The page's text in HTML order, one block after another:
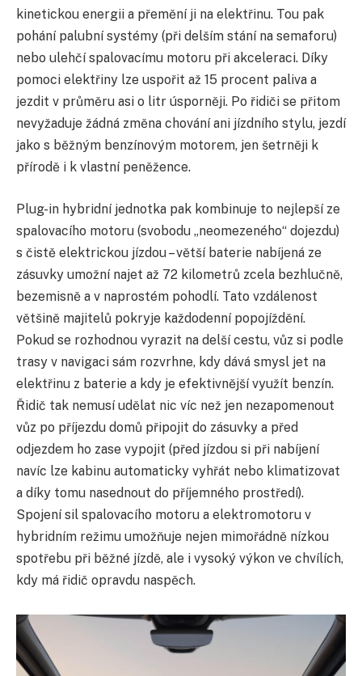
kinetickou energii a přemění ji na elektřinu. Tou pak
pohání palubní systémy (při delším stání na semaforu)
nebo ulehčí spalovacímu motoru při akceleraci. Díky
pomoci elektřiny lze uspořit až 15 procent paliva a
jezdit v průměru asi o litr úsporněji. Po řidiči se přitom
nevyžaduje žádná změna chování ani jízdního stylu, jezdí
jako s běžným benzínovým motorem, jen šetrněji k
přírodě i k vlastní peněžence.
Plug-in hybridní jednotka pak kombinuje to nejlepší ze
spalovacího motoru (svobodu „neomezeného“ dojezdu)
s čistě elektrickou jízdou – větší baterie nabíjená ze
zásuvky umožní najet až 72 kilometrů zcela bezhlučně,
bezemisně a v naprostém pohodlí. Tato vzdálenost
většině majitelů pokryje každodenní popojíždění.
Pokud se rozhodnou vyrazit na delší cestu, vůz si podle
trasy v navigaci sám rozvrhne, kdy dává smysl jet na
elektřinu z baterie a kdy je efektivnější využít benzín.
Řidič tak nemusí udělat nic víc než jen nezapomenout
vůz po příjezdu domů připojit do zásuvky a před
odjezdem ho zase vypojit (před jízdou si při nabíjení
navíc lze kabinu automaticky vyhřát nebo klimatizovat
a díky tomu nasednout do příjemného prostředí).
Spojení sil spalovacího motoru a elektromotoru v
hybridním režimu umožňuje nejen mimořádně nízkou
spotřebu při běžné jízdě, ale i vysoký výkon ve chvílích,
kdy má řidič opravdu naspěch.